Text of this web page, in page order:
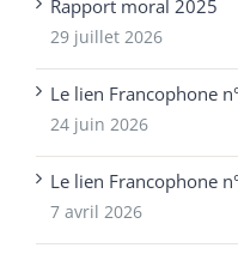
Rapport moral 2025
29 juillet 2026
Le lien Francophone
24 juin 2026
Le lien Francophone
7 avril 2026